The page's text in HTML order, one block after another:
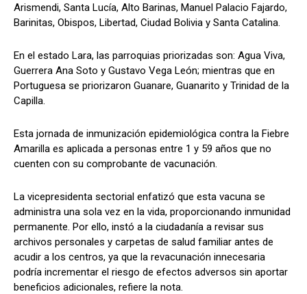
Arismendi, Santa Lucía, Alto Barinas, Manuel Palacio Fajardo,
Barinitas, Obispos, Libertad, Ciudad Bolivia y Santa Catalina.
En el estado Lara, las parroquias priorizadas son: Agua Viva,
Guerrera Ana Soto y Gustavo Vega León; mientras que en
Portuguesa se priorizaron Guanare, Guanarito y Trinidad de la
Capilla.
Esta jornada de inmunización epidemiológica contra la Fiebre
Amarilla es aplicada a personas entre 1 y 59 años que no
cuenten con su comprobante de vacunación.
La vicepresidenta sectorial enfatizó que esta vacuna se
administra una sola vez en la vida, proporcionando inmunidad
permanente. Por ello, instó a la ciudadanía a revisar sus
archivos personales y carpetas de salud familiar antes de
acudir a los centros, ya que la revacunación innecesaria
podría incrementar el riesgo de efectos adversos sin aportar
beneficios adicionales, refiere la nota.